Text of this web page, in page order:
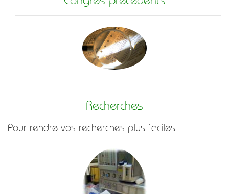
Recherches
Pour rendre vos recherches plus faciles